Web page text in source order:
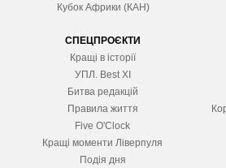
Кубок Африки (КАН)
СПЕЦПРОЄКТИ
Кращі в історії
УПЛ. Best XІ
Битва редакцій
Правила життя
Five O'Clock
Кращі моменти Ліверпуля
Подія дня